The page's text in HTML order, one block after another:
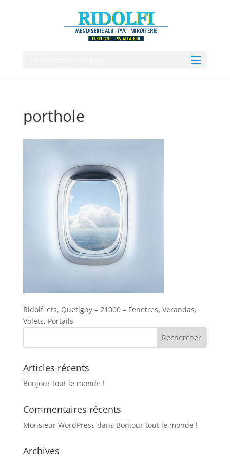
porthole
Ridolfi ets, Quetigny – 21000 – Fenetres, Verandas,
Volets, Portails
Articles récents
Bonjour tout le monde !
Commentaires récents
Monsieur WordPress dans Bonjour tout le monde !
Archives